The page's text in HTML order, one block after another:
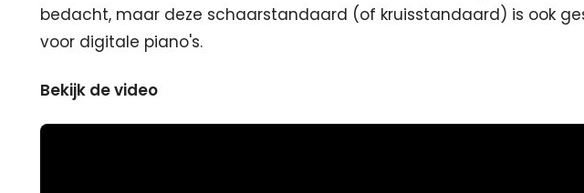
bedacht, maar deze schaarstandaard (of kruisstandaard) is ook
voor digitale piano's.
Bekijk de video